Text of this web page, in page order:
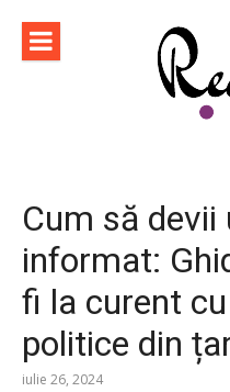
conținut
Cum să devii
informat:
fi la curent
politice din
iulie 26, 2024